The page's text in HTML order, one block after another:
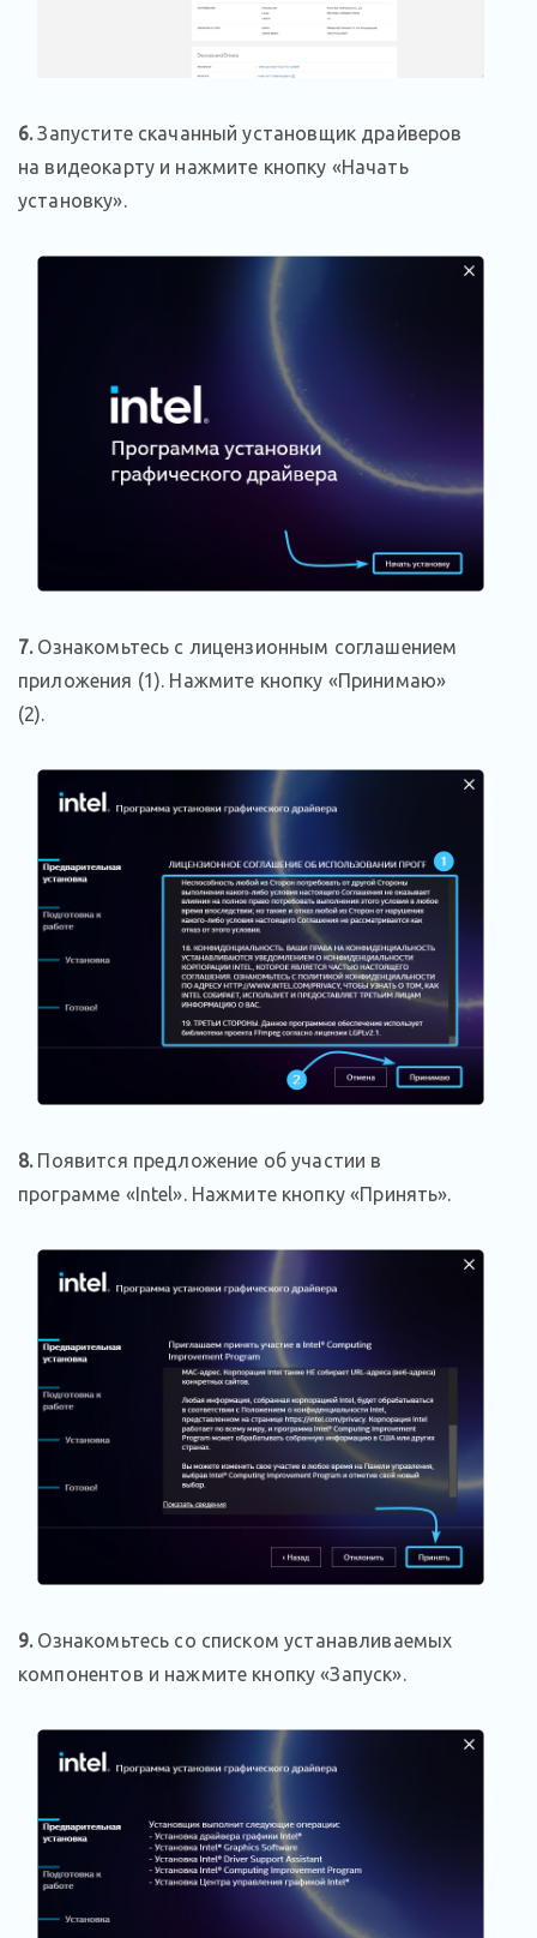
6.Запустите скачанный установщик драйверов
на видеокарту и нажмите кнопку «Начать
установку».
7.Ознакомьтесь с лицензионным соглашением
приложения (1). Нажмите кнопку «Принимаю»
(2).
8.Появится предложение об участии в
программе «Intel». Нажмите кнопку «Принять».
9. Ознакомьтесь со списком устанавливаемых
компонентов и нажмите кнопку «Запуск».